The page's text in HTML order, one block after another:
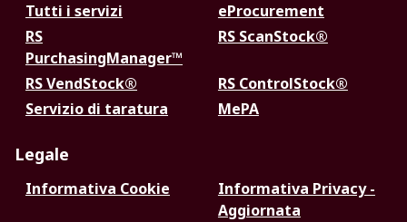
Tutti i servizi
eProcurement
RS
PurchasingManager™
RS ScanStock®
RS VendStock®
RS ControlStock®
Servizio di taratura
MePA
Legale
Informativa Cookie
Informativa Privacy -
Aggiornata